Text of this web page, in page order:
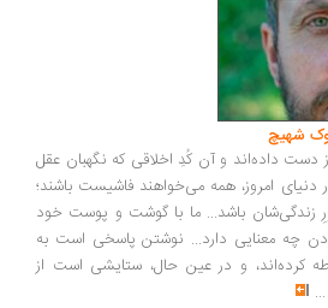
و آن کُدِ اخلاقی که نگهبان عقل
همه می‌خواهند فاشیست باشند؛
باشد... ما با گوشت و پوست خود
دارد... نوشتن پاسخی است به
و در عین حال، ستایشی است از